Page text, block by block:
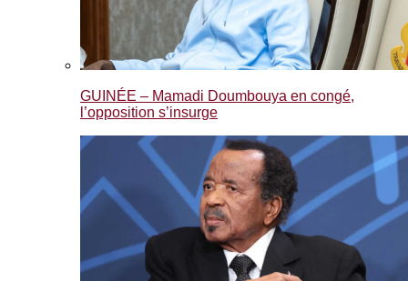
GUINÉE – Mamadi Doumbouya en congé,
l’opposition s’insurge